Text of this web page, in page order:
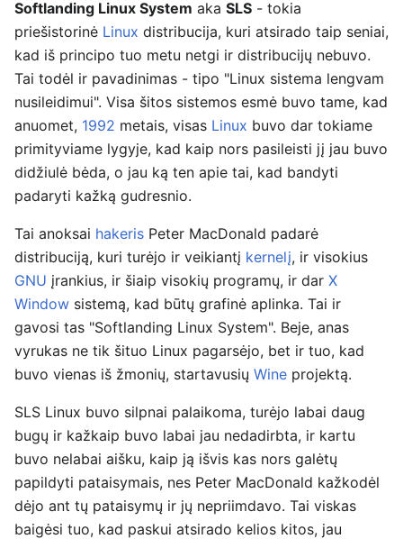
Softlanding Linux System aka SLS - tokia
priešistorinė Linux distribucija, kuri atsirado taip seniai,
kad iš principo tuo metu netgi ir distribucijų nebuvo.
Tai todėl ir pavadinimas - tipo "Linux sistema lengvam
nusileidimui". Visa šitos sistemos esmė buvo tame, kad
anuomet, 1992 metais, visas Linux buvo dar tokiame
primityviame lygyje, kad kaip nors pasileisti jį jau buvo
didžiulė bėda, o jau ką ten apie tai, kad bandyti
padaryti kažką gudresnio.
Tai anoksai hakeris Peter MacDonald padarė
distribuciją, kuri turėjo ir veikiantį kernelį, ir visokius
GNU įrankius, ir šiaip visokių programų, ir dar X
Window sistemą, kad būtų grafinė aplinka. Tai ir
gavosi tas "Softlanding Linux System". Beje, anas
vyrukas ne tik šituo Linux pagarsėjo, bet ir tuo, kad
buvo vienas iš žmonių, startavusių Wine projektą.
SLS Linux buvo silpnai palaikoma, turėjo labai daug
bugų ir kažkaip buvo labai jau nedadirbta, ir kartu
buvo nelabai aišku, kaip ją išvis kas nors galėtų
papildyti pataisymais, nes Peter MacDonald kažkodėl
dėjo ant tų pataisymų ir jų nepriimdavo. Tai viskas
baigėsi tuo, kad paskui atsirado kelios kitos, jau